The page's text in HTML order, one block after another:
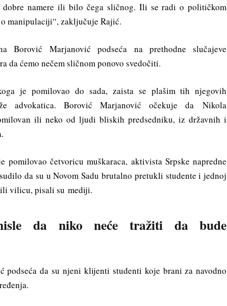
namere ili bilo čega sličnog. Ili se radi o političkom
manipulaciji“, zaključuje Rajić.
Borović Marjanović podseća na prethodne slučajeve
da ćemo nečem sličnom ponovo svedočiti.
je pomilovao do sada, zaista se plašim tih njegovih
advokatica. Borović Marjanović očekuje da Nikola
ili neko od ljudi bliskih predsedniku, iz državnih i
pomilovao četvoricu muškaraca, aktivista Srpske napredne
da su u Novom Sadu brutalno pretukli studente i jednoj
vilicu, pisali su mediji.
da niko neće tražiti da bude
podseća da su njeni klijenti studenti koje brani za navodno